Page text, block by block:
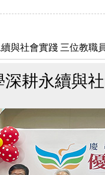
與社會實踐 三位教職
深耕永續與